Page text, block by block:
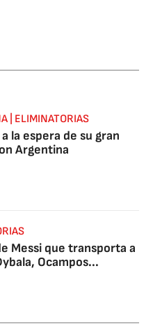
| ELIMINATORIAS
la espera de su gran
Argentina
Messi que transporta a
Ocampos...